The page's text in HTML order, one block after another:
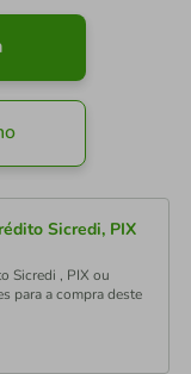
Sicredi, PIX
Sicredi , PIX ou
para a compra deste